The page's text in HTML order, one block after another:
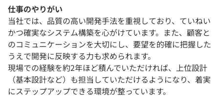
仕事のやりがい
当社では、品質の高い開発手法を重視しており、ていねい
かつ確実なシステム構築を心がけています。また、顧客と
のコミュニケーションを大切にし、要望を的確に把握した
うえで開発に反映する力も求められます。
現場での経験を約2年ほど積んでいただければ、上位設計
（基本設計など）も担当していただけるようになり、着実
にステップアップできる環境が整っています。